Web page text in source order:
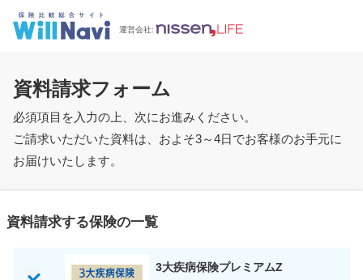
運営会社:
資料請求フォーム
必須項目を入力の上、次にお進みください。
ご請求いただいた資料は、およそ3～4日でお客様のお手元に
お届けいたします。
資料請求する保険の一覧
3大疾病保険プレミアムZ